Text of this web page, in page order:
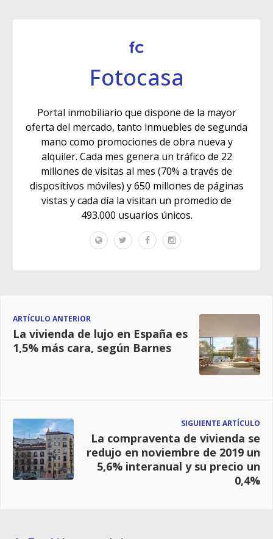
Fotocasa
Portal inmobiliario que dispone de la mayor
oferta del mercado, tanto inmuebles de segunda
mano como promociones de obra nueva y
alquiler. Cada mes genera un tráfico de 22
millones de visitas al mes (70% a través de
dispositivos móviles) y 650 millones de páginas
vistas y cada día la visitan un promedio de
493.000 usuarios únicos.
ARTÍCULO ANTERIOR
La vivienda de lujo en España es
1,5% más cara, según Barnes
SIGUIENTE ARTÍCULO
La compraventa de vivienda se
redujo en noviembre de 2019 un
5,6% interanual y su precio un
0,4%